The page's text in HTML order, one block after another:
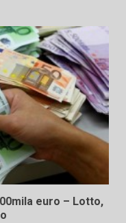
euro – Lotto,